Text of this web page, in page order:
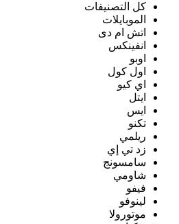
كل التصنيفات
الموبايلات
اتش ام دى
انفينكس
اوبو
اول كول
اي كيو
ايتل
ايس
تكنو
ريلمي
زد تي إي
سامسونج
شاومي
فيفو
لينوفو
موتورولا